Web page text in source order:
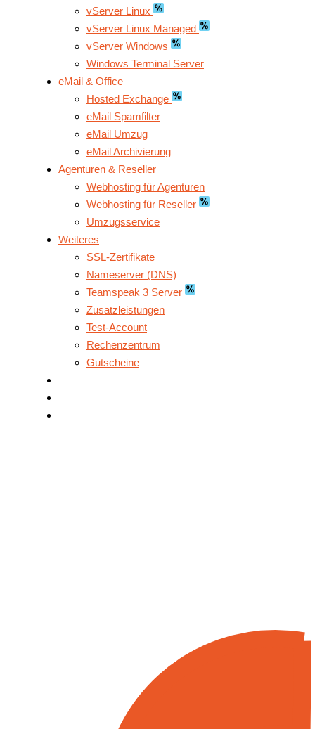
vServer Linux
vServer Linux Managed
vServer Windows
Windows Terminal Server
eMail & Office
Hosted Exchange
eMail Spamfilter
eMail Umzug
eMail Archivierung
Agenturen & Reseller
Webhosting für Agenturen
Webhosting für Reseller
Umzugsservice
Weiteres
SSL-Zertifikate
Nameserver (DNS)
Teamspeak 3 Server
Zusatzleistungen
Test-Account
Rechenzentrum
Gutscheine